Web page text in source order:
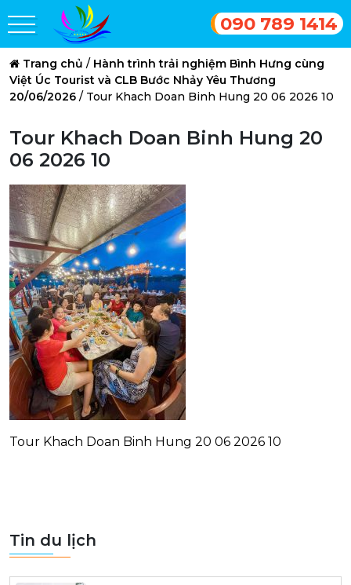
090 789 1414
Trang chủ / Hành trình trải nghiệm Bình Hưng cùng
Việt Úc Tourist và CLB Bước Nhảy Yêu Thương
20/06/2026 / Tour Khach Doan Binh Hung 20 06 2026 10
Tour Khach Doan Binh Hung 20
06 2026 10
Tour Khach Doan Binh Hung 20 06 2026 10
Tin du lịch